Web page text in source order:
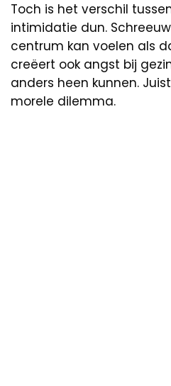
Toch is het verschil
intimidatie dun.
centrum kan voelen als
creëert ook angst bij
anders heen kunnen.
morele dilemma.